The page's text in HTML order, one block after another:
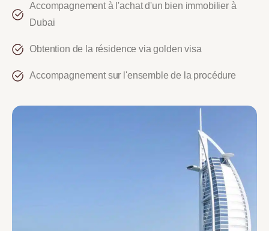
Accompagnement à l'achat d'un bien immobilier à
Dubai
Obtention de la résidence via golden visa
Accompagnement sur l'ensemble de la procédure